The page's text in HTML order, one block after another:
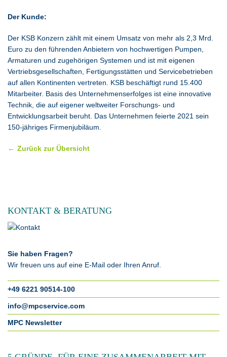
Der Kunde:
Der KSB Konzern zählt mit einem Umsatz von mehr als 2,3 Mrd.
Euro zu den führenden Anbietern von hochwertigen Pumpen,
Armaturen und zugehörigen Systemen und ist mit eigenen
Vertriebsgesellschaften, Fertigungsstätten und Servicebetrieben
auf allen Kontinenten vertreten. KSB beschäftigt rund 15.400
Mitarbeiter. Basis des Unternehmenserfolges ist eine innovative
Technik, die auf eigener weltweiter Forschungs- und
Entwicklungsarbeit beruht. Das Unternehmen feierte 2021 sein
150-jähriges Firmenjubiläum.
Zurück zur Übersicht
KONTAKT & BERATUNG
Sie haben Fragen?
Wir freuen uns auf eine E-Mail oder Ihren Anruf.
+49 6221 90514-100
info@mpcservice.com
MPC Newsletter